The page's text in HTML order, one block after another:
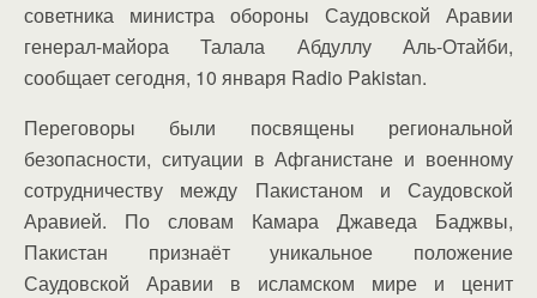
советника министра обороны Саудовской Аравии
генерал-майора Талала Абдуллу Аль-Отайби,
сообщает сегодня, 10 января Radio Pakistan.
Переговоры были посвящены региональной
безопасности, ситуации в Афганистане и военному
сотрудничеству между Пакистаном и Саудовской
Аравией. По словам Камара Джаведа Баджвы,
Пакистан признаёт уникальное положение
Саудовской Аравии в исламском мире и ценит